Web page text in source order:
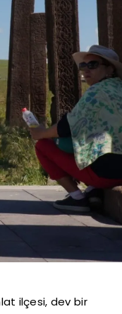
ilçesi, dev bir